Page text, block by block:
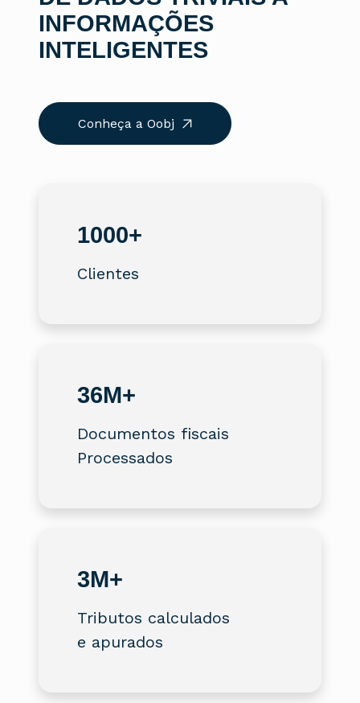
INFORMAÇÕES
INTELIGENTES
Conheça a Oobj
1000+
Clientes
36M+
Documentos fiscais
Processados
3M+
Tributos calculados
e apurados